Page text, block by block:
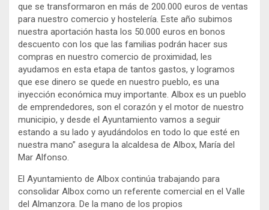
que se transformaron en más de 200.000 euros de ventas
para nuestro comercio y hostelería. Este año subimos
nuestra aportación hasta los 50.000 euros en bonos
descuento con los que las familias podrán hacer sus
compras en nuestro comercio de proximidad, les
ayudamos en esta etapa de tantos gastos, y logramos
que ese dinero se quede en nuestro pueblo, es una
inyección económica muy importante. Albox es un pueblo
de emprendedores, son el corazón y el motor de nuestro
municipio, y desde el Ayuntamiento vamos a seguir
estando a su lado y ayudándolos en todo lo que esté en
nuestra mano” asegura la alcaldesa de Albox, María del
Mar Alfonso.
El Ayuntamiento de Albox continúa trabajando para
consolidar Albox como un referente comercial en el Valle
del Almanzora. De la mano de los propios